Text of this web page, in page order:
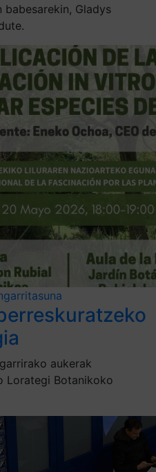
babesarekin, Gladys
aukerak
Lorategi Botanikoko